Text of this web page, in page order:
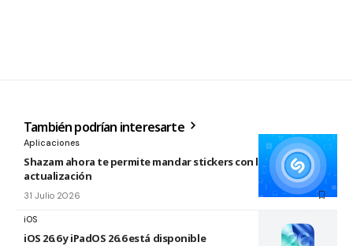
También podrían interesarte
Aplicaciones
Shazam ahora te permite mandar stickers con la nueva
actualización
31 Julio 2026
iOS
iOS 26.6 y iPadOS 26.6 está disponible